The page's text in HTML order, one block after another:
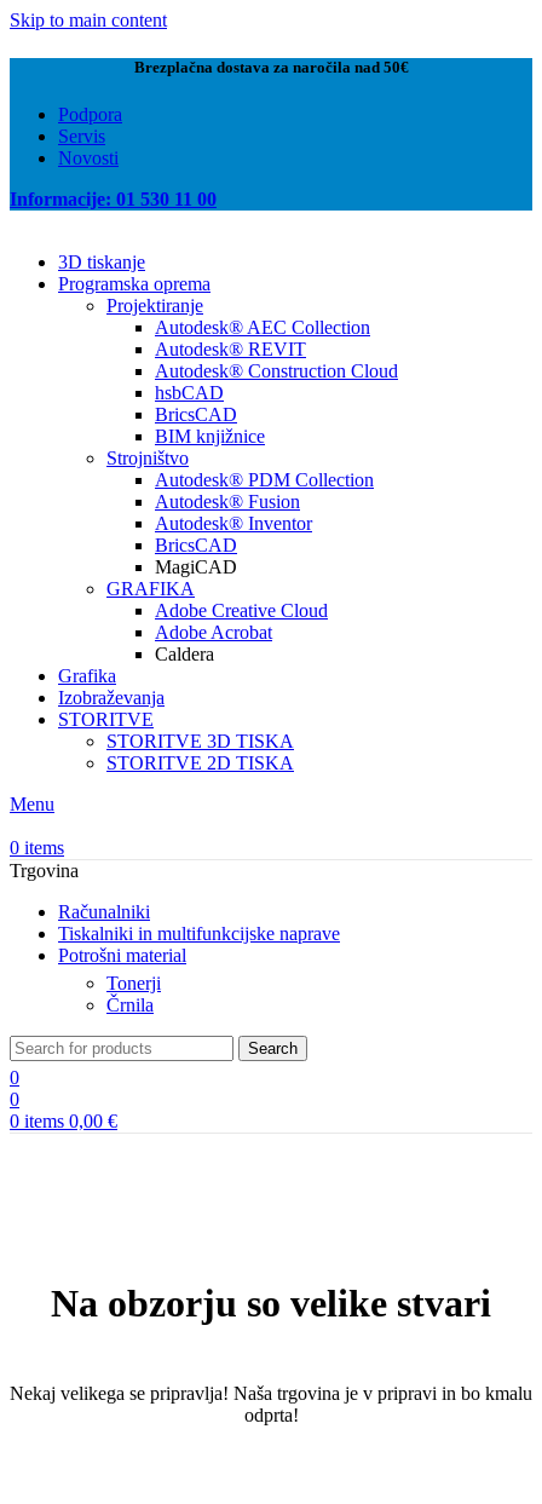
Skip to main content
Brezplačna dostava za naročila nad 50€
Podpora
Servis
Novosti
Informacije: 01 530 11 00
3D tiskanje
Programska oprema
Projektiranje
Autodesk® AEC Collection
Autodesk® REVIT
Autodesk® Construction Cloud
hsbCAD
BricsCAD
BIM knjižnice
Strojništvo
Autodesk® PDM Collection
Autodesk® Fusion
Autodesk® Inventor
BricsCAD
MagiCAD
GRAFIKA
Adobe Creative Cloud
Adobe Acrobat
Caldera
Grafika
Izobraževanja
STORITVE
STORITVE 3D TISKA
STORITVE 2D TISKA
Menu
0 items
Trgovina
Računalniki
Tiskalniki in multifunkcijske naprave
Potrošni material
Tonerji
Črnila
Search
0
0
0 items 0,00 €
Na obzorju so velike stvari
Nekaj ​​velikega se pripravlja! Naša trgovina je v pripravi in ​​bo kmalu
odprta!